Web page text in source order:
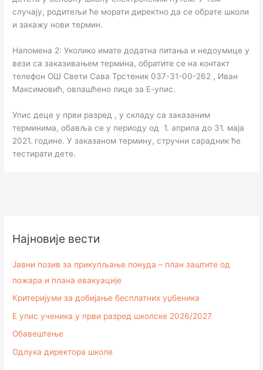
случају, родитељи ће морати директно да се обрате школи
и закажу нови термин.
Напомена 2: Уколико имате додатна питања и недоумице у
вези са заказивањем термина, обратите се на контакт
телефон ОШ Свети Сава Трстеник 037-31-00-262 , Иван
Максимовић, овлашћено лице за Е-упис.
Упис деце у први разред , у складу са заказаним
терминима, обавља се у периоду од 1. априла до 31. маја
2021. године. У заказаном термину, стручни сарадник ће
тестирати дете.
Најновије вести
Јавни позив за прикупљање понуда – план заштите од
пожара и плана евакуације
Критеријуми за добијање бесплатних уџбеника
Е упис ученика у први разред школске 2026/2027
Обавештење
Одлука директора школе